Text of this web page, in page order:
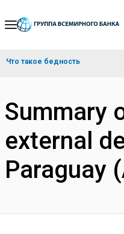
Skip
Navigation
Что такое бедность
Summary
external
Paraguay